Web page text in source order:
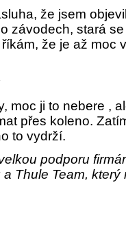
že jsem
závodech, stará
že je až moc
moc ji to nebere ,
přes koleno.
to vydrží.
podporu
Thule Team,